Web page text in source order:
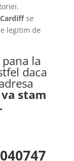
se
legitim de
la
daca
stam